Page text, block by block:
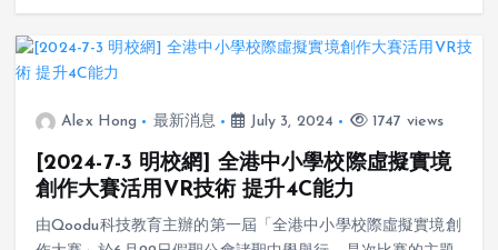
Alex Hong 最新消息 July 3, 2024 1747 views
[2024-7-3 明校網] 全港中小學校際虛擬實境
創作大賽活用VR技術 提升4C能力
由Qoodu科技教育主辦的第一屆「全港中小學校際虛擬實境創